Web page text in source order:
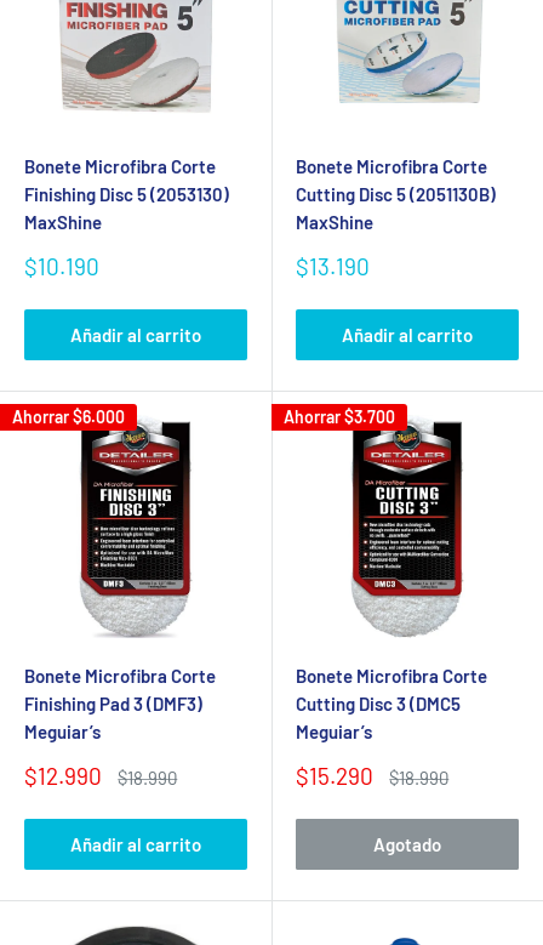
Bonete Microfibra Corte
Finishing Disc 5 (2053130)
MaxShine
Precio
venta
$10.190
Añadir al carrito
Bonete Microfibra Corte
Cutting Disc 5 (2051130B)
MaxShine
Precio
venta
$13.190
Añadir al carrito
Ahorrar$6.000
Bonete Microfibra Corte
Finishing Pad 3 (DMF3)
Meguiar’s
Precio
venta
$12.990
Precio
$18.990
Añadir al carrito
Ahorrar$3.700
Bonete Microfibra Corte
Cutting Disc 3 (DMC5
Meguiar’s
Precio
venta
$15.290
Precio
$18.990
Agotado